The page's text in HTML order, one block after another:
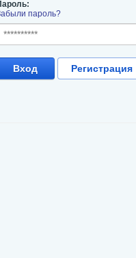
пароль?
Регистрация
Вход